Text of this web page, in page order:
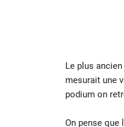
Le plus
mesurait une
podium on
On pense que